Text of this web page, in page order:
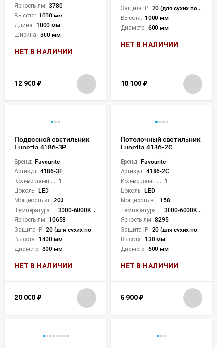
Яркость лм: 3780
Высота: 1000 мм
Длина: 1000 мм
Ширина: 300 мм
НЕТ В НАЛИЧИИ
12 900 ₽
Защита IP: 20 (для сухих пом.)
Высота: 1000 мм
Диаметр: 600 мм
НЕТ В НАЛИЧИИ
10 100 ₽
Подвесной светильник
Lunetta 4186-3P
Бренд: Favourite
Артикул: 4186-3P
1
Цоколь: LED
Мощность вт: 203
3000-6000K (плавная рег.)
Яркость лм: 10658
Защита IP: 20 (для сухих пом.)
Высота: 1400 мм
Диаметр: 800 мм
НЕТ В НАЛИЧИИ
20 000 ₽
Потолочный светильник
Lunetta 4186-2C
Бренд: Favourite
Артикул: 4186-2C
1
Цоколь: LED
Мощность вт: 158
3000-6000K (плавная рег.)
Яркость лм: 8295
Защита IP: 20 (для сухих пом.)
Высота: 130 мм
Диаметр: 600 мм
НЕТ В НАЛИЧИИ
5 900 ₽